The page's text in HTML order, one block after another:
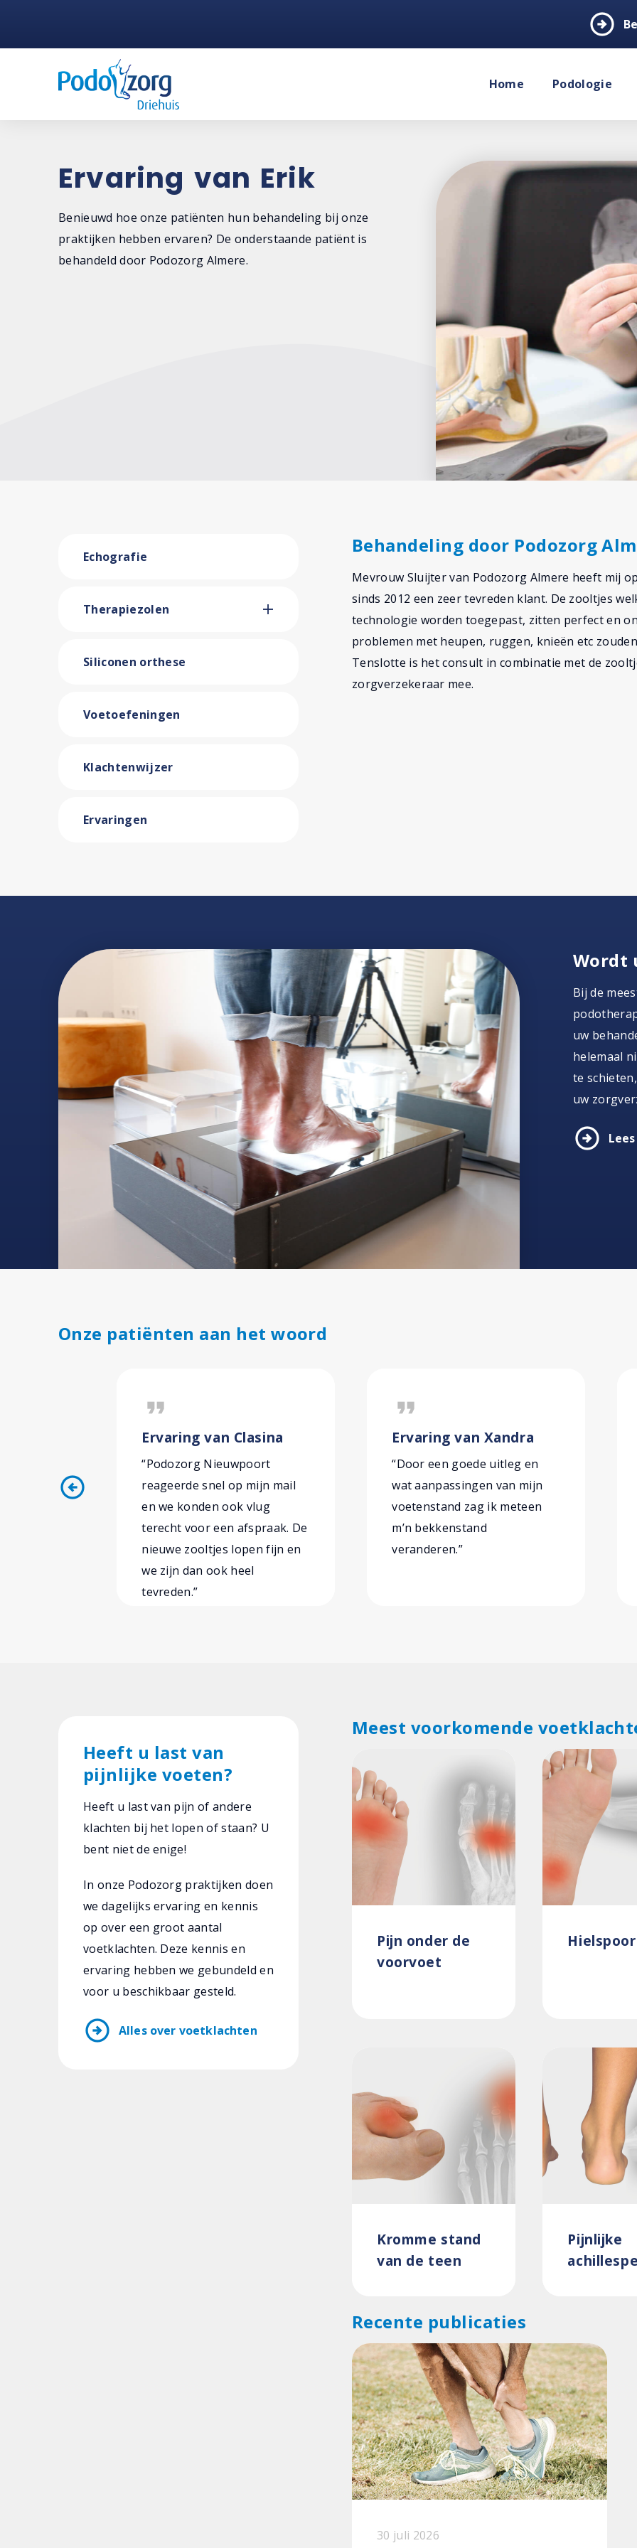
arrow_circle_right
Home Podologie
Ervaring van Erik
Benieuwd hoe onze patiënten hun behandeling bij onze
praktijken hebben ervaren? De onderstaande patiënt is
behandeld door Podozorg Almere.
Echografie
Therapiezolen
Siliconen orthese
Voetoefeningen
Klachtenwijzer
Ervaringen
Behandeling door Podozorg
Mevrouw Sluijter van Podozorg Almere heeft mij
sinds 2012 een zeer tevreden klant. De zooltjes
technologie worden toegepast, zitten perfect en
problemen met heupen, ruggen, knieën etc
Tenslotte is het consult in combinatie met de
zorgverzekeraar mee.
Wordt
Bij de
uw
helemaal
te
uw
arrow_circle_right
Onze patiënten aan het woord
arrow_circle_left
format_quote
Ervaring van Clasina
“Podozorg Nieuwpoort
reageerde snel op mijn mail
en we konden ook vlug
terecht voor een afspraak. De
nieuwe zooltjes lopen fijn en
we zijn dan ook heel
tevreden.”
format_quote
Ervaring van Xandra
“Door een goede uitleg en
wat aanpassingen van mijn
voetenstand zag ik meteen
m’n bekkenstand
veranderen.”
Heeft u last van
pijnlijke voeten?
Heeft u last van pijn of andere
klachten bij het lopen of staan? U
bent niet de enige!
In onze Podozorg praktijken doen
we dagelijks ervaring en kennis
op over een groot aantal
voetklachten. Deze kennis en
ervaring hebben we gebundeld en
voor u beschikbaar gesteld.
arrow_circle_right Alles over voetklachten
Meest voorkomende
Pijn onder de
voorvoet
Hielspoor
Kromme stand
van de teen
Pijnlijke
Recente publicaties
30 juli 2026